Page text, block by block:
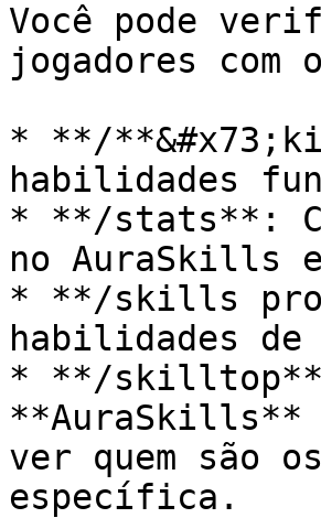
Você pode
jogadores com
* **/
habilidades
* **/stats**:
no AuraSkills
* **/skills
habilidades
* **/skilltop**:
ver quem são
específica.